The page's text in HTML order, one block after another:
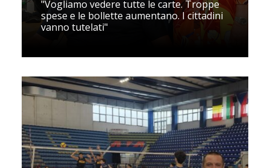
"Vogliamo vedere tutte le carte. Troppe
spese e le bollette aumentano. I cittadini
vanno tutelati"